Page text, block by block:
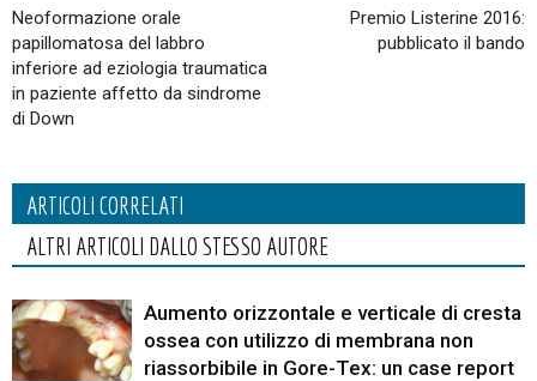
Neoformazione orale
papillomatosa del labbro
inferiore ad eziologia traumatica
in paziente affetto da sindrome
di Down
Premio Listerine 2016:
pubblicato il bando
ARTICOLI CORRELATI
ALTRI ARTICOLI DALLO STESSO AUTORE
Aumento orizzontale e verticale di cresta
ossea con utilizzo di membrana non
riassorbibile in Gore-Tex: un case report